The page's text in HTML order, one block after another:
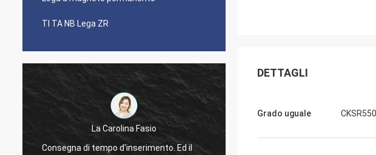
TI TA NB Lega ZR
La Carolina Fasio
Consegna di tempo d'inserimento. Ed il
È stata la relazione per 3 anni,
DETTAGLI
Grado uguale